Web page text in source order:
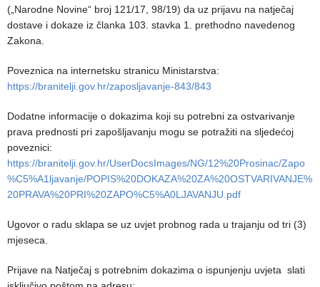
(„Narodne Novine“ broj 121/17, 98/19) da uz prijavu na natječaj
dostave i dokaze iz članka 103. stavka 1. prethodno navedenog
Zakona.
Poveznica na internetsku stranicu Ministarstva:
https://branitelji.gov.hr/zaposljavanje-843/843
Dodatne informacije o dokazima koji su potrebni za ostvarivanje
prava prednosti pri zapošljavanju mogu se potražiti na sljedećoj
poveznici:
https://branitelji.gov.hr/UserDocsImages/NG/12%20Prosinac/Zapo
%C5%A1ljavanje/POPIS%20DOKAZA%20ZA%20OSTVARIVANJE%
20PRAVA%20PRI%20ZAPO%C5%A0LJAVANJU.pdf
Ugovor o radu sklapa se uz uvjet probnog rada u trajanju od tri (3)
mjeseca.
Prijave na Natječaj s potrebnim dokazima o ispunjenju uvjeta slati